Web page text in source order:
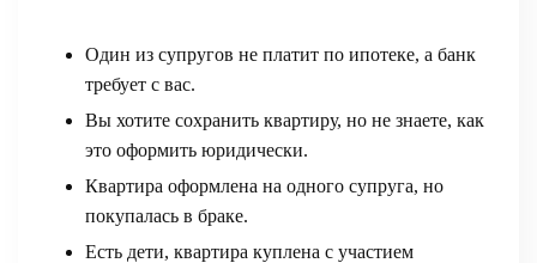
Один из супругов не платит по ипотеке, а банк
требует с вас.
Вы хотите сохранить квартиру, но не знаете, как
это оформить юридически.
Квартира оформлена на одного супруга, но
покупалась в браке.
Есть дети, квартира куплена с участием